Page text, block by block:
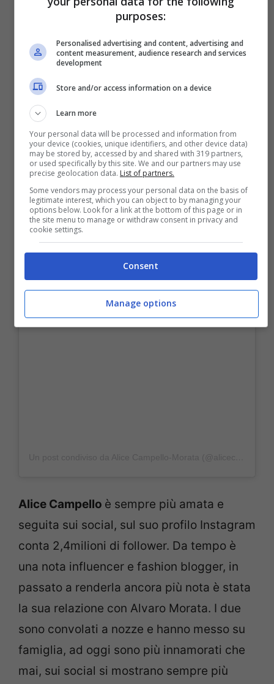
Alice Campello è sempre più amata e
seguita sui social, sul suo profilo Instagram
conta 2,4milioni di follower. Da tempo è
una nota influencer e fashion blogger, in
passato a renderla ancora più nota è stata
la sua relazione con Alvaro Morata. I due
sono convolati a nozze e hanno messo su
famiglia, ad oggi sono più innamorati che
mai, sui social si mostrano sempre più
purposes:
Personalised advertising and content, advertising and
content measurement, audience research and services
development
Store and/or access information on a device
Learn more
Your personal data will be processed and information from
your device (cookies, unique identifiers, and other device data)
may be stored by, accessed by and shared with 319 partners,
or used specifically by this site. We and our partners may use
precise geolocation data. List of partners.
Some vendors may process your personal data on the basis of
legitimate interest, which you can object to by managing your
options below. Look for a link at the bottom of this page or in
the site menu to manage or withdraw consent in privacy and
cookie settings.
Consent
Manage options